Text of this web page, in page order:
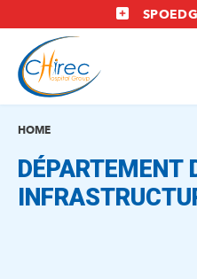
en
naar
inhoud
gaan
HOME
DÉPARTEMENT